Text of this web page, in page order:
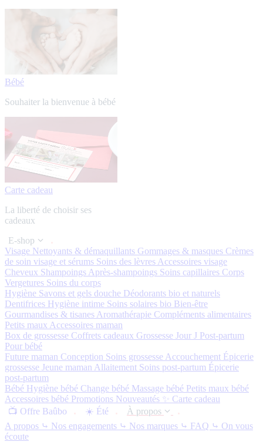
Bébé
Souhaiter la bienvenue à bébé
Carte cadeau
La liberté de choisir ses
cadeaux
E-shop
Visage Nettoyants & démaquillants Gommages & masques Crèmes
de soin visage et sérums Soins des lèvres Accessoires visage
Cheveux Shampoings Après-shampoings Soins capillaires Corps
Vergetures Soins du corps
Hygiène Savons et gels douche Déodorants bio et naturels
Dentifrices Hygiène intime Soins solaires bio Bien-être
Gourmandises & tisanes Aromathérapie Compléments alimentaires
Petits maux Accessoires maman
Box de grossesse Coffrets cadeaux Grossesse Jour J Post-partum
Pour bébé
Future maman Conception Soins grossesse Accouchement Épicerie
grossesse Jeune maman Allaitement Soins post-partum Épicerie
post-partum
Bébé Hygiène bébé Change bébé Massage bébé Petits maux bébé
Accessoires bébé Promotions Nouveautés ✨ Carte cadeau
📺 Offre Baûbo
☀️ Été
À propos
A propos ⤷ Nos engagements ⤷ Nos marques ⤷ FAQ ⤷ On vous
écoute